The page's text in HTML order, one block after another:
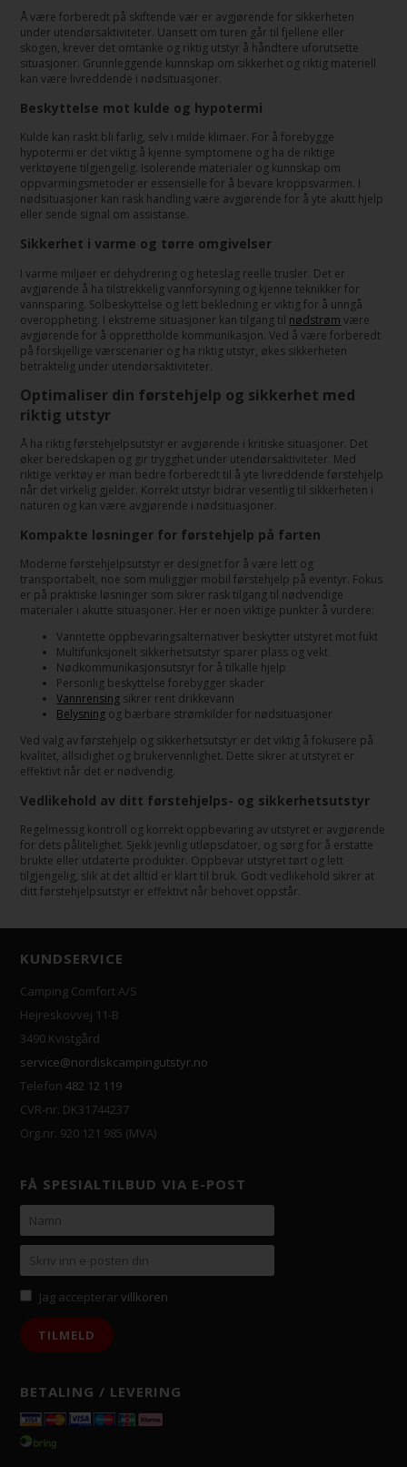
Å være forberedt på skiftende vær er avgjørende for sikkerheten
under utendørsaktiviteter. Uansett om turen går til fjellene eller
skogen, krever det omtanke og riktig utstyr å håndtere uforutsette
situasjoner. Grunnleggende kunnskap om sikkerhet og riktig materiell
kan være livreddende i nødsituasjoner.
Beskyttelse mot kulde og hypotermi
Kulde kan raskt bli farlig, selv i milde klimaer. For å forebygge
hypotermi er det viktig å kjenne symptomene og ha de riktige
verktøyene tilgjengelig. Isolerende materialer og kunnskap om
oppvarmingsmetoder er essensielle for å bevare kroppsvarmen. I
nødsituasjoner kan rask handling være avgjørende for å yte akutt hjelp
eller sende signal om assistanse.
Sikkerhet i varme og tørre omgivelser
I varme miljøer er dehydrering og heteslag reelle trusler. Det er
avgjørende å ha tilstrekkelig vannforsyning og kjenne teknikker for
vannsparing. Solbeskyttelse og lett bekledning er viktig for å unngå
overoppheting. I ekstreme situasjoner kan tilgang til nødstrøm være
avgjørende for å opprettholde kommunikasjon. Ved å være forberedt
på forskjellige værscenarier og ha riktig utstyr, økes sikkerheten
betraktelig under utendørsaktiviteter.
Optimaliser din førstehjelp og sikkerhet med
riktig utstyr
Å ha riktig førstehjelpsutstyr er avgjørende i kritiske situasjoner. Det
øker beredskapen og gir trygghet under utendørsaktiviteter. Med
riktige verktøy er man bedre forberedt til å yte livreddende førstehjelp
når det virkelig gjelder. Korrekt utstyr bidrar vesentlig til sikkerheten i
naturen og kan være avgjørende i nødsituasjoner.
Kompakte løsninger for førstehjelp på farten
Moderne førstehjelpsutstyr er designet for å være lett og
transportabelt, noe som muliggjør mobil førstehjelp på eventyr. Fokus
er på praktiske løsninger som sikrer rask tilgang til nødvendige
materialer i akutte situasjoner. Her er noen viktige punkter å vurdere:
Vanntette oppbevaringsalternativer beskytter utstyret mot fukt
Multifunksjonelt sikkerhetsutstyr sparer plass og vekt
Nødkommunikasjonsutstyr for å tilkalle hjelp
Personlig beskyttelse forebygger skader
Vannrensing sikrer rent drikkevann
Belysning og bærbare strømkilder for nødsituasjoner
Ved valg av førstehjelp og sikkerhetsutstyr er det viktig å fokusere på
kvalitet, allsidighet og brukervennlighet. Dette sikrer at utstyret er
effektivt når det er nødvendig.
Vedlikehold av ditt førstehjelps- og sikkerhetsutstyr
Regelmessig kontroll og korrekt oppbevaring av utstyret er avgjørende
for dets pålitelighet. Sjekk jevnlig utløpsdatoer, og sørg for å erstatte
brukte eller utdaterte produkter. Oppbevar utstyret tørt og lett
tilgjengelig, slik at det alltid er klart til bruk. Godt vedlikehold sikrer at
ditt førstehjelpsutstyr er effektivt når behovet oppstår.
KUNDSERVICE
Camping Comfort A/S
Hejreskovvej 11-B
3490 Kvistgård
service@nordiskcampingutstyr.no
Telefon482 12 119
CVR-nr. DK31744237
Org.nr. 920 121 985 (MVA)
FÅ SPESIALTILBUD VIA E-POST
Jag accepterarvillkoren
BETALING / LEVERING